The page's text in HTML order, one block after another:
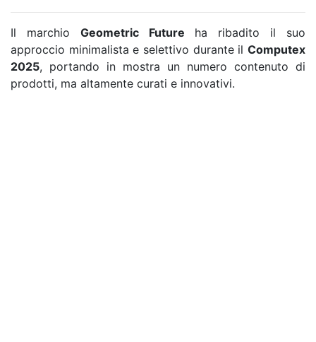
Il marchio Geometric Future ha ribadito il suo
approccio minimalista e selettivo durante il Computex
2025, portando in mostra un numero contenuto di
prodotti, ma altamente curati e innovativi.